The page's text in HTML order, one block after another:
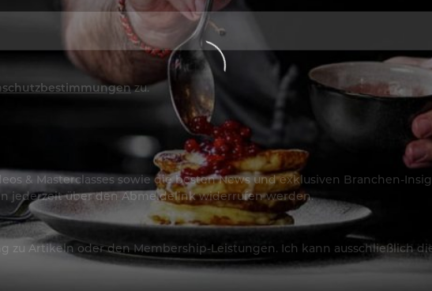
zu.
& Masterclasses sowie die besten News und exklusiven Branchen-
jederzeit über den Abmeldelink widerrufen werden.
zu Artikeln oder den Membership-Leistungen. Ich kann ausschließlich